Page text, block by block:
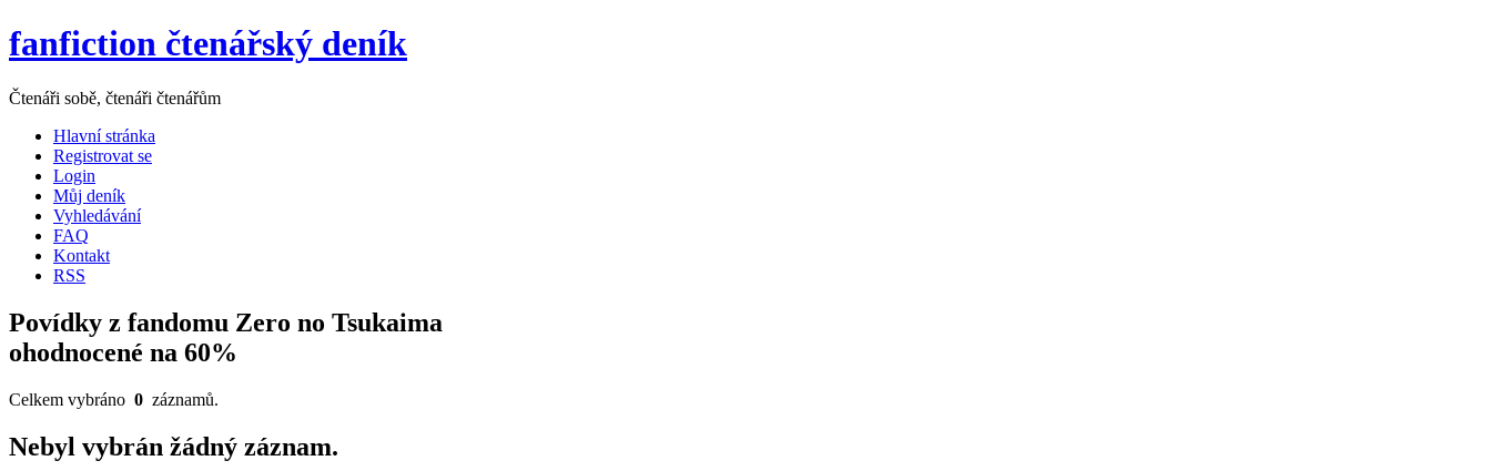
fanfiction čtenářský deník
Čtenáři sobě, čtenáři čtenářům
Hlavní stránka
Registrovat se
Login
Můj deník
Vyhledávání
FAQ
Kontakt
RSS
Povídky z fandomu Zero no Tsukaima
ohodnocené na 60%
Celkem vybráno 0 záznamů.
Nebyl vybrán žádný záznam.